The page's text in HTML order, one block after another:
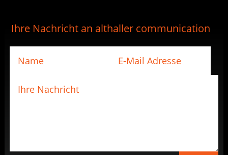
Ihre Nachricht an althaller communication